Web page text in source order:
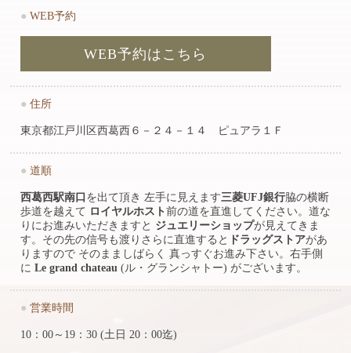
● WEB予約
WEB予約はこちら
● 住所
東京都江戸川区西葛西６－２４－１４ ピュアラ１Ｆ
● 道順
西葛西駅南口 を出て頂き 左手に見えます三菱UFJ銀行脇の横断
歩道を越えて ロイヤルホスト 前の道を直進してください。道な
りにお進みいただきますと ジュエリーショップが見えてきま
す。その先の信号も渡りさらに直進すると ドラッグストアがあ
りますので そのまましばらく 真っすぐお進み下さい。右手側
に Le grand chateau (ル・グランシャトー) がございます。
● 営業時間
10：00～19：30 (土日 20：00迄)